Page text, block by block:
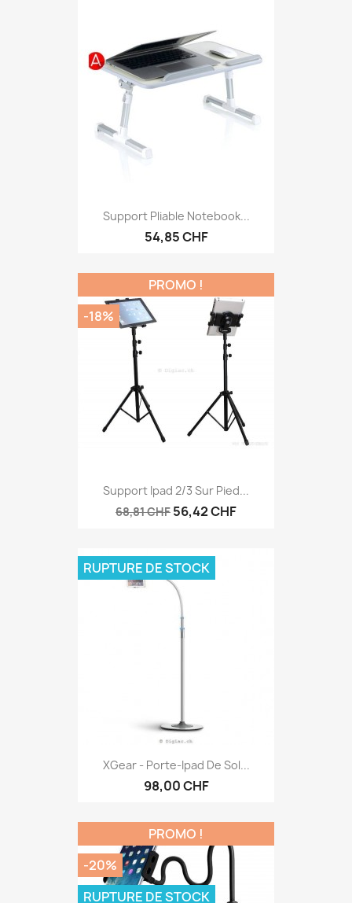
Support Pliable Notebook...
54,85 CHF
Support Ipad 2/3 Sur Pied...
68,81 CHF 56,42 CHF
PROMO !
-18%
XGear - Porte-Ipad De Sol...
98,00 CHF
RUPTURE DE STOCK
PROMO !
-20%
RUPTURE DE STOCK